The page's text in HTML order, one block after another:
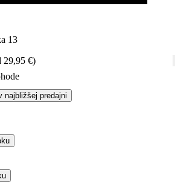
13
29,95 €)
najbližšej predajni